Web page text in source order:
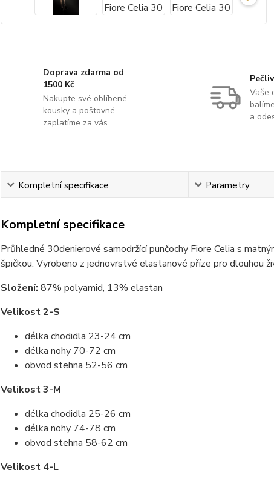
Doprava zdarma od
1500 Kč
Nakupte své oblíbené
kousky a poštovné
zaplatíme za vás.
Vaše
a
Kompletní specifikace Parametry
Kompletní specifikace
Průhledné 30denierové samodržící punčochy Fiore Celia s
špičkou. Vyrobeno z jednovrstvé elastanové příze pro dlouhou
Složení: 87% polyamid, 13% elastan
Velikost 2-S
délka chodidla 23-24 cm
délka nohy 70-72 cm
obvod stehna 52-56 cm
Velikost 3-M
délka chodidla 25-26 cm
délka nohy 74-78 cm
obvod stehna 58-62 cm
Velikost 4-L